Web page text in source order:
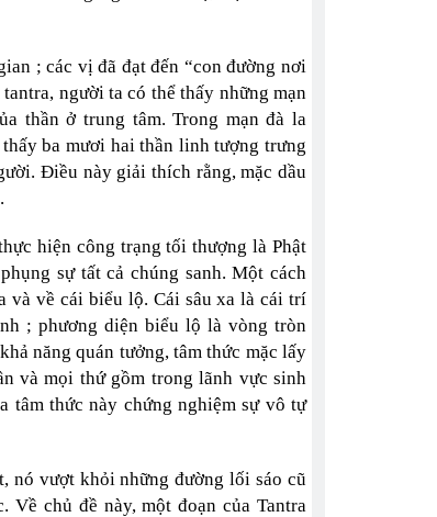
; các vị đã đạt đến “con đường nơi
người ta có thể thấy những mạn
thần ở trung tâm. Trong mạn đà la
ba mươi hai thần linh tượng trưng
Điều này giải thích rằng, mặc dầu
hiện công trạng tối thượng là Phật
sự tất cả chúng sanh. Một cách
và về cái biểu lộ. Cái sâu xa là cái trí
; phương diện biểu lộ là vòng tròn
năng quán tưởng, tâm thức mặc lấy
và mọi thứ gồm trong lãnh vực sinh
tâm thức này chứng nghiệm sự vô tự
nó vượt khỏi những đường lối sáo cũ
chủ đề này, một đoạn của Tantra